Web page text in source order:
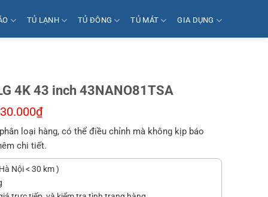
TỦ LẠNH TỦ ĐÔNG TỦ MÁT GIA DỤNG
4K 43 inch 43NANO81TSA
₫
loại hàng, có thể điều chỉnh mà không kịp báo
chi tiết.
Nội < 30 km )